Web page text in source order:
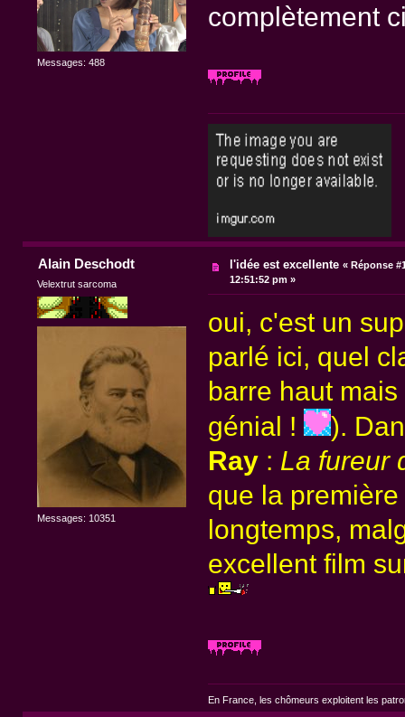
Messages: 488
complètement
Alain Deschodt
Velextrut sarcoma
Messages: 10351
l'idée est excellente «Réponse
12:51:52 pm »
oui, c'est un
parlé ici, quel
barre haut
génial !
).
Ray: La fureur
que la
longtemps,
excellent film
En France, les chômeurs exploitent les